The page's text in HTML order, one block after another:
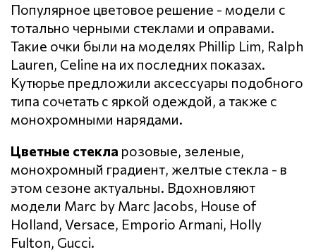
Популярное цветовое решение - модели с
тотально черными стеклами и оправами.
Такие очки были на моделях Phillip Lim, Ralph
Lauren, Celine на их последних показах.
Кутюрье предложили аксессуары подобного
типа сочетать с яркой одеждой, а также с
монохромными нарядами.
Цветные стекла розовые, зеленые,
монохромный градиент, желтые стекла - в
этом сезоне актуальны. Вдохновляют
модели Marc by Marc Jacobs, House of
Holland, Versace, Emporio Armani, Holly
Fulton, Gucci.